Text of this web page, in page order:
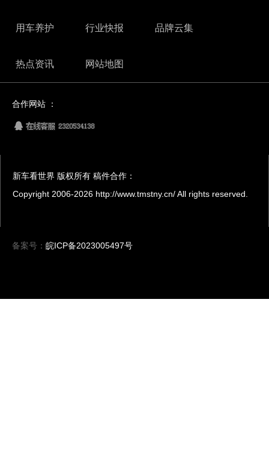
用车养护 行业快报 品牌云集
热点资讯 网站地图
合作网站 ：
新车看世界 版权所有 稿件合作：
Copyright 2006-2026 http://www.tmstny.cn/ All rights reserved.
备案号： 皖ICP备2023005497号